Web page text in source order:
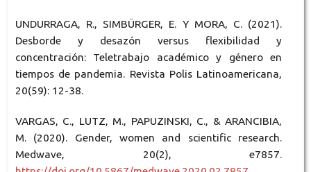
UNDURRAGA, R., SIMBÜRGER, E. Y MORA, C. (2021).
Desborde y desazón versus flexibilidad y
concentración: Teletrabajo académico y género en
tiempos de pandemia. Revista Polis Latinoamericana,
20(59): 12-38.
VARGAS, C., LUTZ, M., PAPUZINSKI, C., & ARANCIBIA,
M. (2020). Gender, women and scientific research.
Medwave, 20(2), e7857.